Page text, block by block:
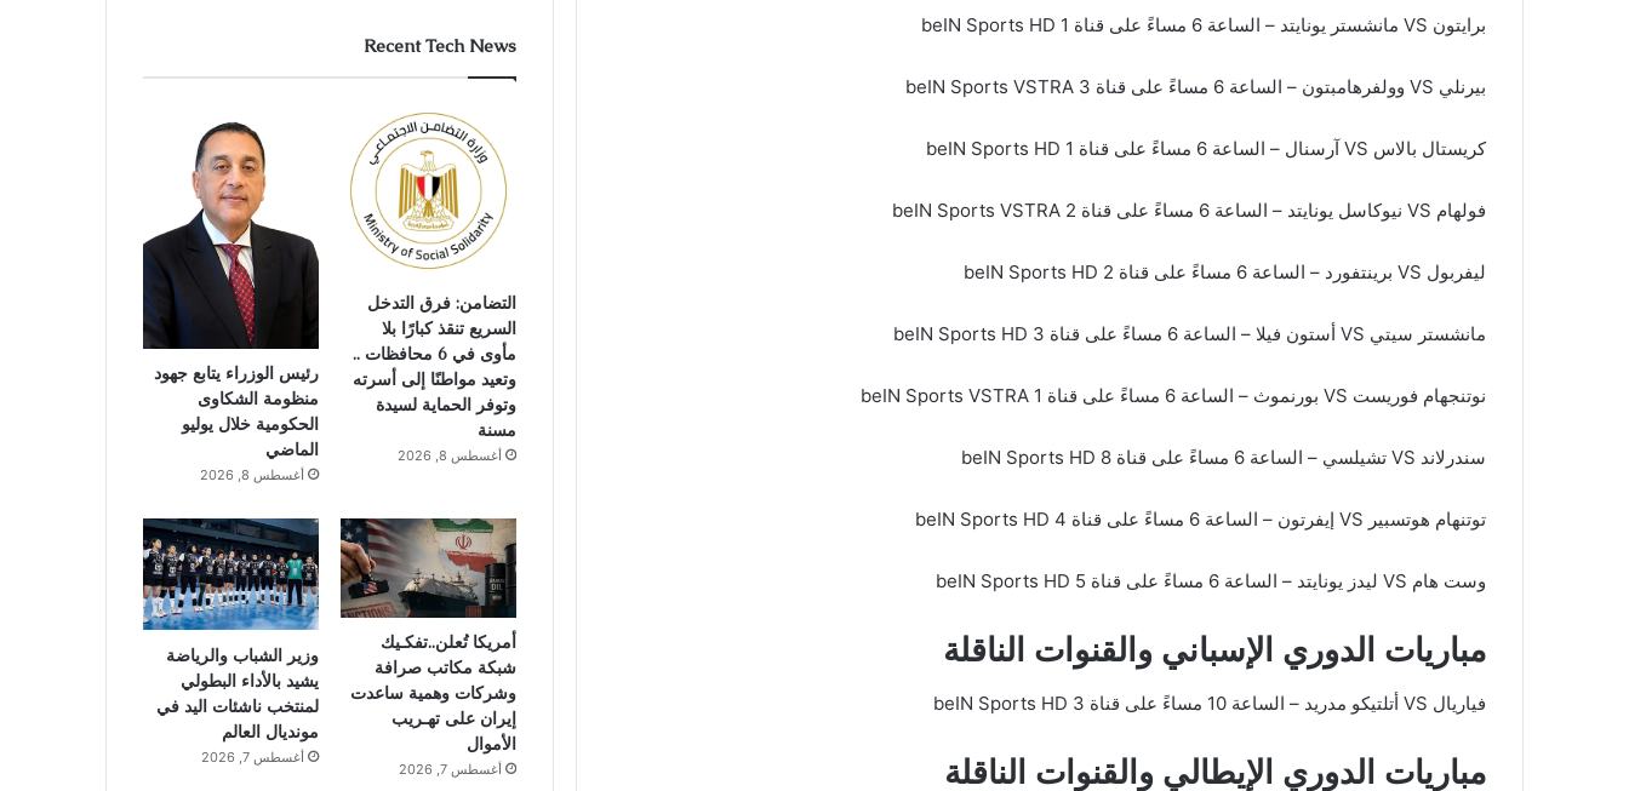
برايتون VS مانشستر يونايتد – الساعة 6 مساءً على قناة beIN Sports HD 1
بيرنلي VS وولفرهامبتون – الساعة 6 مساءً على قناة beIN Sports VSTRA 3
كريستال بالاس VS آرسنال – الساعة 6 مساءً على قناة beIN Sports HD 1
فولهام VS نيوكاسل يونايتد – الساعة 6 مساءً على قناة beIN Sports VSTRA 2
ليفربول VS برينتفورد – الساعة 6 مساءً على قناة beIN Sports HD 2
مانشستر سيتي VS أستون فيلا – الساعة 6 مساءً على قناة beIN Sports HD 3
نوتنجهام فوريست VS بورنموث – الساعة 6 مساءً على قناة beIN Sports VSTRA 1
سندرلاند VS تشيلسي – الساعة 6 مساءً على قناة beIN Sports HD 8
توتنهام هوتسبير VS إيفرتون – الساعة 6 مساءً على قناة beIN Sports HD 4
وست هام VS ليدز يونايتد – الساعة 6 مساءً على قناة beIN Sports HD 5
مباريات الدوري الإسباني والقنوات الناقلة
فياريال VS أتلتيكو مدريد – الساعة 10 مساءً على قناة beIN Sports HD 3
مباريات الدوري الإيطالي والقنوات الناقلة
Recent Tech News
التضامن: فرق التدخل
السريع تنقذ كبارًا بلا
مأوى في 6 محافظات ..
وتعيد مواطنًا إلى أسرته
وتوفر الحماية لسيدة
مسنة
أغسطس 8, 2026
رئيس الوزراء يتابع جهود
منظومة الشكاوى
الحكومية خلال يوليو
الماضي
أغسطس 8, 2026
أمريكا تُعلن..تفكـيك
شبكة مكاتب صرافة
وشركات وهمية ساعدت
إيران على تهـريب
الأموال
أغسطس 7, 2026
وزير الشباب والرياضة
يشيد بالأداء البطولي
لمنتخب ناشئات اليد في
مونديال العالم
أغسطس 7, 2026